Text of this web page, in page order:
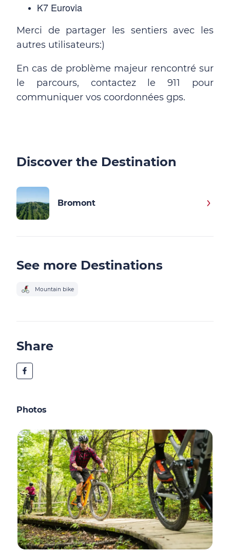
K7 Eurovia
Merci de partager les sentiers avec les
autres utilisateurs:)
En cas de problème majeur rencontré sur
le parcours, contactez le 911 pour
communiquer vos coordonnées gps.
Discover the Destination
Bromont
See more Destinations
Mountain bike
Share
Photos